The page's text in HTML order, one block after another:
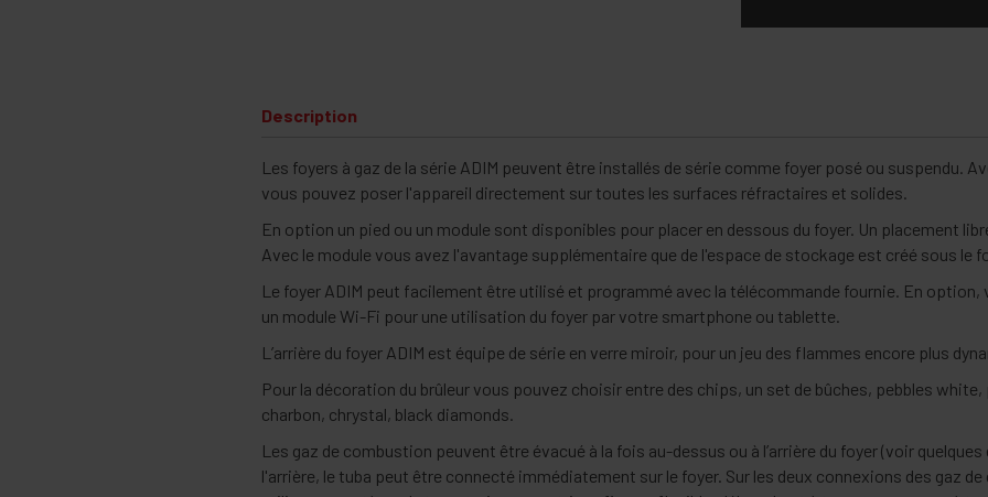
Description
Les foyers à gaz de la série ADIM peuvent être installés de série comme foyer posé ou suspendu.
vous pouvez poser l'appareil directement sur toutes les surfaces réfractaires et solides.
En option un pied ou un module sont disponibles pour placer en dessous du foyer. Un placement
Avec le module vous avez l'avantage supplémentaire que de l'espace de stockage est créé sous le
Le foyer ADIM peut facilement être utilisé et programmé avec la télécommande fournie. En
un module Wi-Fi pour une utilisation du foyer par votre smartphone ou tablette.
L’arrière du foyer ADIM est équipe de série en verre miroir, pour un jeu des flammes encore plus
Pour la décoration du brûleur vous pouvez choisir entre des chips, un set de bûches, pebbles white,
charbon, chrystal, black diamonds.
Les gaz de combustion peuvent être évacué à la fois au-dessus ou à l’arrière du foyer (voir
l'arrière, le tuba peut être connecté immédiatement sur le foyer. Sur les deux connexions des gaz